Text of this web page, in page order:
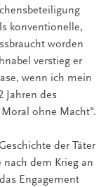
konventionelle,
worden
verstieg er
wenn ich mein
Jahren des
ohne Macht".
der Täter
dem Krieg an
Engagement